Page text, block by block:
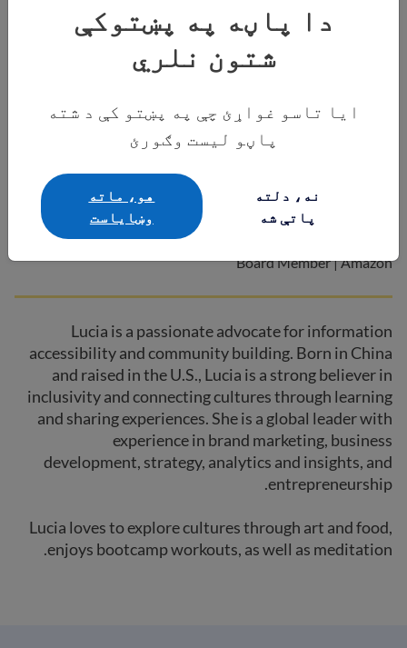
دا پاڼه په پښتوکې
شتون نلري
ایا تاسو غواړئ چې په پښتو کې د شته
پاڼو لیست وګورئ
نه، دلته
پاتې شه
هو، ماته
وښایاست
Lucia Ying
Board Member | Amazon
Lucia is a passionate advocate for information
accessibility and community building. Born in China
and raised in the U.S., Lucia is a strong believer in
inclusivity and connecting cultures through learning
and sharing experiences. She is a global leader with
experience in brand marketing, business
development, strategy, analytics and insights, and
entrepreneurship.
Lucia loves to explore cultures through art and food,
enjoys bootcamp workouts, as well as meditation.